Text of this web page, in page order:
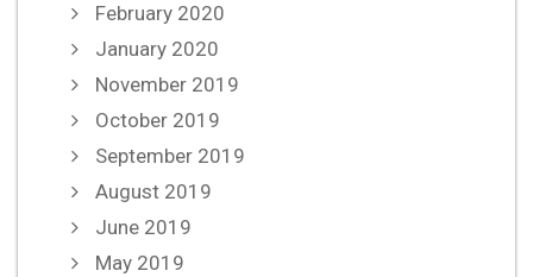
February 2020
January 2020
November 2019
October 2019
September 2019
August 2019
June 2019
May 2019